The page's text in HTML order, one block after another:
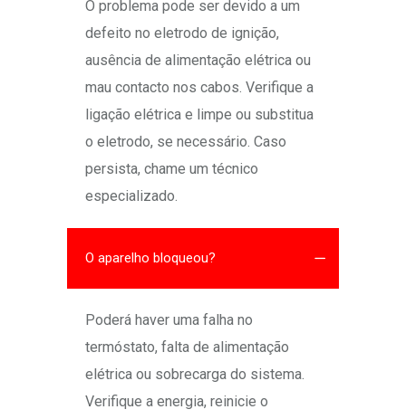
O problema pode ser devido a um
defeito no eletrodo de ignição,
ausência de alimentação elétrica ou
mau contacto nos cabos. Verifique a
ligação elétrica e limpe ou substitua
o eletrodo, se necessário. Caso
persista, chame um técnico
especializado.
O aparelho bloqueou?
Poderá haver uma falha no
termóstato, falta de alimentação
elétrica ou sobrecarga do sistema.
Verifique a energia, reinicie o